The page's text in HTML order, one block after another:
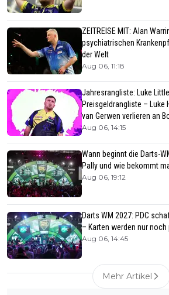
ZEITREISE MIT: Alan
psychiatrischen
der Welt
Aug 06, 11:18
Jahresrangliste: Luke
Preisgeldrangliste – Luke
van Gerwen verlieren an
Aug 06, 14:15
Wann beginnt die Darts-
Pally und wie bekommt
Aug 06, 19:12
Darts WM 2027: PDC
– Karten werden nur noch
Aug 06, 14:45
Mehr Artikel